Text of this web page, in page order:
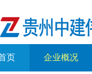
页 企业概况